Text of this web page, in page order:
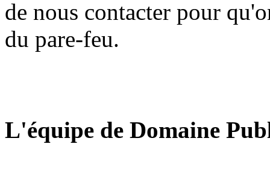
de nous contacter pour
du pare-feu.
L'équipe de Domaine